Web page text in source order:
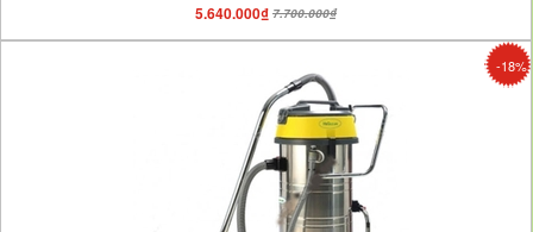
5.640.000₫ 7.700.000₫
-18%